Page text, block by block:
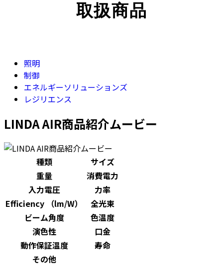
取扱商品
照明
制御
エネルギーソリューションズ
レジリエンス
LINDA AIR商品紹介ムービー
種類
サイズ
重量
消費電力
入力電圧
力率
Efficiency （lm/W）
全光束
ビーム角度
色温度
演色性
口金
動作保証温度
寿命
その他